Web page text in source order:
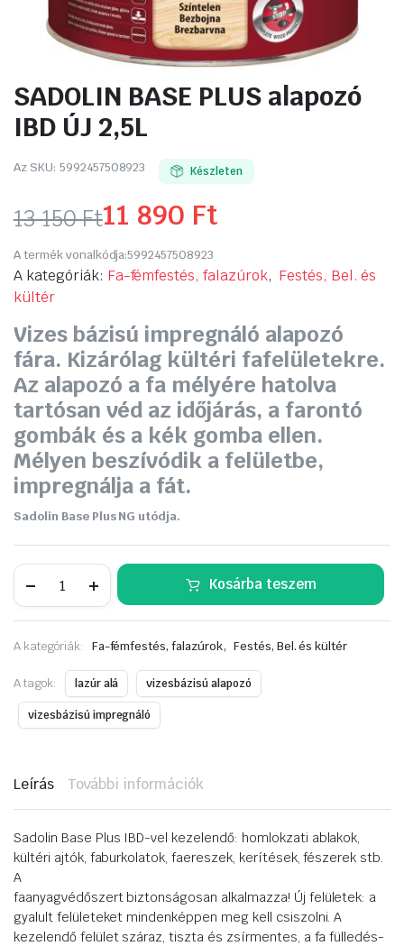
SADOLIN BASE PLUS alapozó
IBD ÚJ 2,5L
Az SKU: 5992457508923 Készleten
13 150Ft
Original
price
was:
13
150 Ft.
11 890 Ft
Current
price
is:
11
890 Ft.
A termék vonalkódja:5992457508923
A kategóriák: Fa-fémfestés, falazúrok, Festés, Bel. és
kültér
Vizes bázisú impregnáló alapozó
fára. Kizárólag kültéri fafelületekre.
Az alapozó a fa mélyére hatolva
tartósan véd az időjárás, a farontó
gombák és a kék gomba ellen.
Mélyen beszívódik a felületbe,
impregnálja a fát.
Sadolin Base Plus NG utódja.
BASE
alapozó
ÚJ
mennyiség
Kosárba teszem
A kategóriák: Fa-fémfestés, falazúrok, Festés, Bel. és kültér
A tagok: lazúr alá vizesbázisú alapozó
vizesbázisú impregnáló
Leírás További információk
Sadolin Base Plus IBD-vel kezelendő: homlokzati ablakok,
kültéri ajtók, faburkolatok, faereszek, kerítések, fészerek stb.
A
faanyagvédőszert biztonságosan alkalmazza! Új felületek: a
gyalult felületeket mindenképpen meg kell csiszolni. A
kezelendő felület száraz, tiszta és zsírmentes, a fa fülledés-